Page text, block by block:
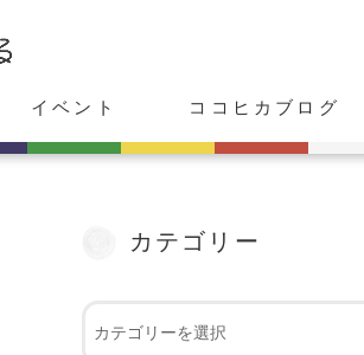
イベント
受付中
受付終了
ココヒカブログ
カテゴリー